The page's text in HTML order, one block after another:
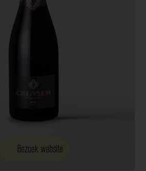
Bezoek website